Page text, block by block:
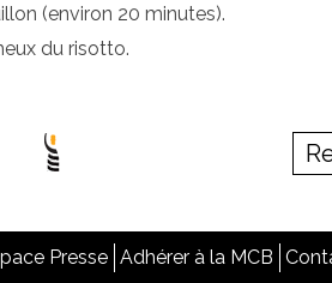
(environ 20 minutes).
du risotto.
Presse Adhérer à la MCB